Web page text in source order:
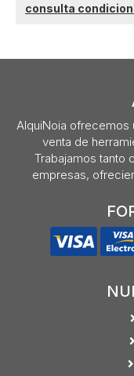
consulta
AlquiNoia ofrecemos
venta de
Trabajamos tanto
empresas,